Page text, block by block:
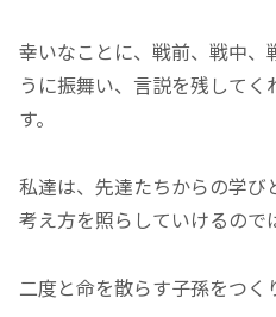
幸いなことに、戦前、戦中、
うに振舞い、言説を残して
す。
私達は、先達たちからの学び
考え方を照らしていけるので
二度と命を散らす子孫をつく